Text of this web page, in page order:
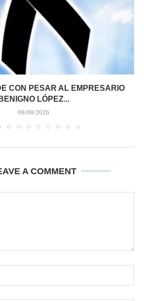
CON PESAR AL EMPRESARIO
BENIGNO LÓPEZ...
09/08/2026
A COMMENT